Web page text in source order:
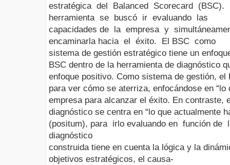
estratégica del Balanced Scorecard
herramienta se buscó ir evaluando las
capacidades de la empresa y
encaminarla hacia el éxito. El BSC como
sistema de gestión estratégico tiene un
BSC dentro de la herramienta de diagnóstico
enfoque positivo. Como sistema de gestión,
para ver cómo se aterriza, enfocándose en “lo
empresa para alcanzar el éxito. En contraste,
diagnóstico se centra en “lo que actualmente
(positum), para irlo evaluando en función de
diagnóstico
construida tiene en cuenta la lógica y la
objetivos estratégicos, el causa-